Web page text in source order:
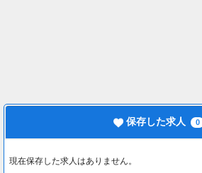
保存した求人 0
現在保存した求人はありません。